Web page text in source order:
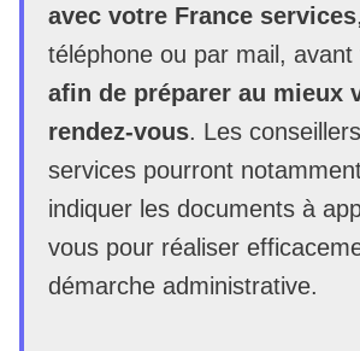
avec votre France services
téléphone ou par mail,
afin de préparer au mieux
rendez-vous. Les
services pourront
indiquer les documents à
vous pour réaliser
démarche administrative.